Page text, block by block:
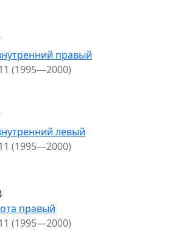
правый
(1995—2000)
левый
(1995—2000)
правый
(1995—2000)